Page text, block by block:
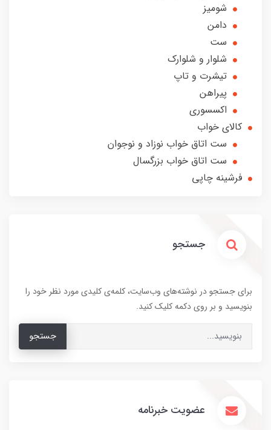
شومیز
دامن
ست
شلوار و شلوارک
تیشرت و تاپ
پیراهن
اکسسوری
کالای خواب
ست اتاق خواب نوزاد و نوجوان
ست اتاق خواب بزرگسال
فرشینه چاپی
جستجو
برای جستجو در نوشته‌های وب‌سایت، کلمه‌ی کلیدی مورد نظر خود را
بنویسید و بر روی دکمه کلیک کنید.
جستجو
عضویت خبرنامه